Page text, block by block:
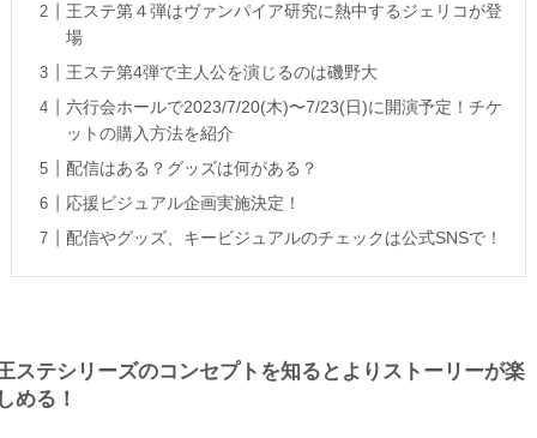
王ステ第４弾はヴァンパイア研究に熱中するジェリコが登
場
王ステ第4弾で主人公を演じるのは磯野大
六行会ホールで2023/7/20(木)〜7/23(日)に開演予定！チケ
ットの購入方法を紹介
配信はある？グッズは何がある？
応援ビジュアル企画実施決定！
配信やグッズ、キービジュアルのチェックは公式SNSで！
ステシリーズのコンセプトを知るとよりストーリーが楽
める！